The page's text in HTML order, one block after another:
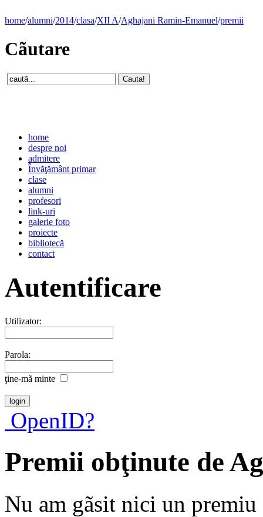
home/alumni/2014/clasa/XII A/Aghajani Ramin-Emanuel/premii
Cãutare
home
despre noi
admitere
Învăţământ primar
clase
alumni
profesori
link-uri
galerie foto
proiecte
bibliotecă
contact
Autentificare
Utilizator:
Parola:
ţine-mã minte
OpenID?
Premii obţinute de
Nu am gãsit nici un premiu